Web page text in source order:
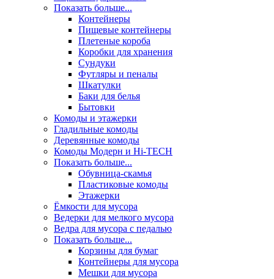
Показать больше...
Контейнеры
Пищевые контейнеры
Плетеные короба
Коробки для хранения
Сундуки
Футляры и пеналы
Шкатулки
Баки для белья
Бытовки
Комоды и этажерки
Гладильные комоды
Деревянные комоды
Комоды Модерн и Hi-TECH
Показать больше...
Обувница-скамья
Пластиковые комоды
Этажерки
Ёмкости для мусора
Ведерки для мелкого мусора
Ведра для мусора с педалью
Показать больше...
Корзины для бумаг
Контейнеры для мусора
Мешки для мусора